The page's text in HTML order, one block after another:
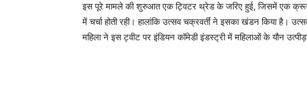
इस पूरे मामले की शुरुआत एक ट्विटर थ्रेड के जरिए हुई, जिसमें एक
में चर्चा होती रही। हालांकि उत्सव चक्रवर्ती ने इसका खंडन किया है।
महिला ने इस ट्वीट पर इंडियन कॉमेडी इंडस्ट्री में महिलाओं के यौन